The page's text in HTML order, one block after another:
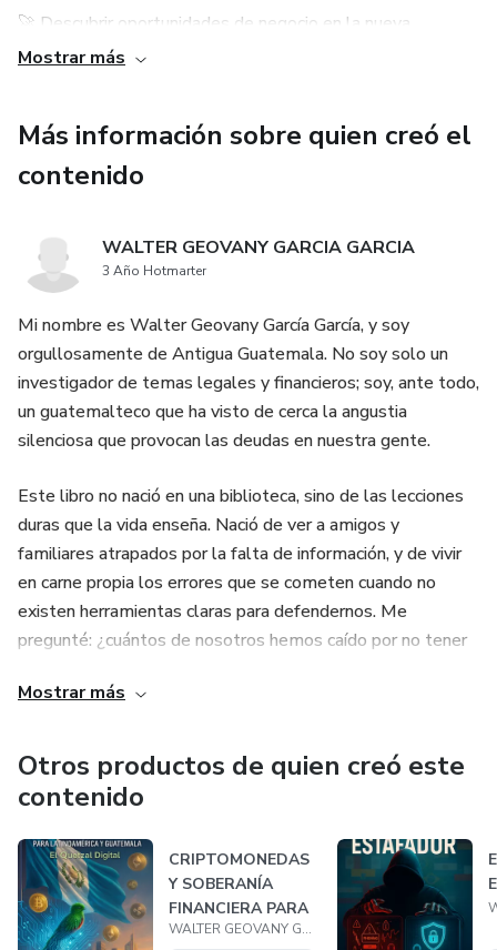
🚀 Descubrir oportunidades de negocio en la nueva
economía digital.
estabilidad del país.
Mostrar más
Más información sobre quien creó el
contenido
WALTER GEOVANY GARCIA GARCIA
3 Año Hotmarter
Mi nombre es Walter Geovany García García, y soy
orgullosamente de Antigua Guatemala. No soy solo un
investigador de temas legales y financieros; soy, ante todo,
un guatemalteco que ha visto de cerca la angustia
silenciosa que provocan las deudas en nuestra gente.
Este libro no nació en una biblioteca, sino de las lecciones
duras que la vida enseña. Nació de ver a amigos y
familiares atrapados por la falta de información, y de vivir
en carne propia los errores que se cometen cuando no
existen herramientas claras para defendernos. Me
pregunté: ¿cuántos de nosotros hemos caído por no tener
sobre todo, hacer comprensible lo complejo. Decidí volcar
esa pasión en una misión: crear el manual que a mí me
hubiera gustado tener. Una herramienta para las nuevas
generaciones —millennials y los que vienen—, para que no
repitan los tropiezos que otros sufrimos por falta de
educación financiera y legal.
Mostrar más
Otros productos de quien creó este
contenido
CRIPTOMONEDAS
Y SOBERANÍA
FINANCIERA PARA
LATINOAMÉRICA Y
WALTER GEOVANY GARCIA GARCIA